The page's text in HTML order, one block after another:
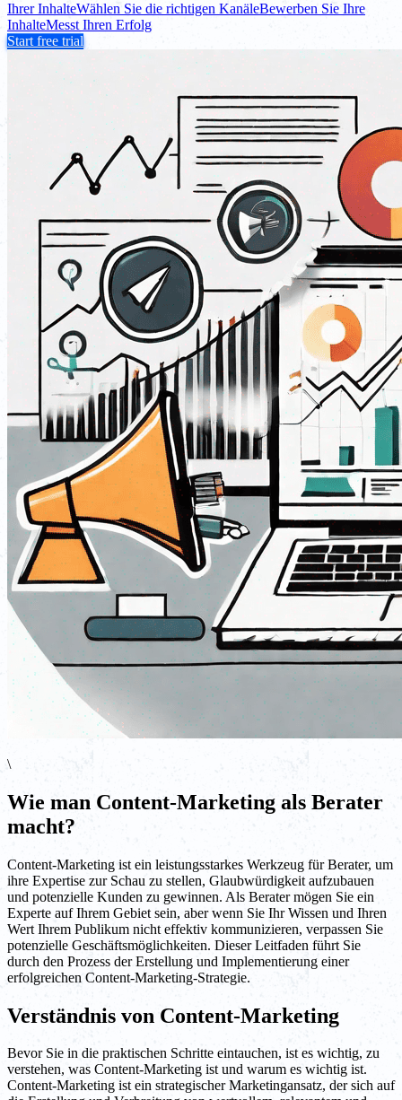
Ihrer InhalteWählen Sie die richtigen KanäleBewerben Sie Ihre
InhalteMesst Ihren Erfolg
Start free trial
\
Wie man Content-Marketing als Berater
macht?
Content-Marketing ist ein leistungsstarkes Werkzeug für Berater, um
ihre Expertise zur Schau zu stellen, Glaubwürdigkeit aufzubauen
und potenzielle Kunden zu gewinnen. Als Berater mögen Sie ein
Experte auf Ihrem Gebiet sein, aber wenn Sie Ihr Wissen und Ihren
Wert Ihrem Publikum nicht effektiv kommunizieren, verpassen Sie
potenzielle Geschäftsmöglichkeiten. Dieser Leitfaden führt Sie
durch den Prozess der Erstellung und Implementierung einer
erfolgreichen Content-Marketing-Strategie.
Verständnis von Content-Marketing
Bevor Sie in die praktischen Schritte eintauchen, ist es wichtig, zu
verstehen, was Content-Marketing ist und warum es wichtig ist.
Content-Marketing ist ein strategischer Marketingansatz, der sich auf